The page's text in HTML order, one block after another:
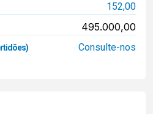
152,00
495.000,00
Consulte-nos